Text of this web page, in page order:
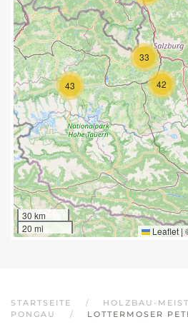
33
42
43
30 km
20 mi
Leaflet |
STARTSEITE
HOLZBAU-
PONGAU
LOTTERMOSER